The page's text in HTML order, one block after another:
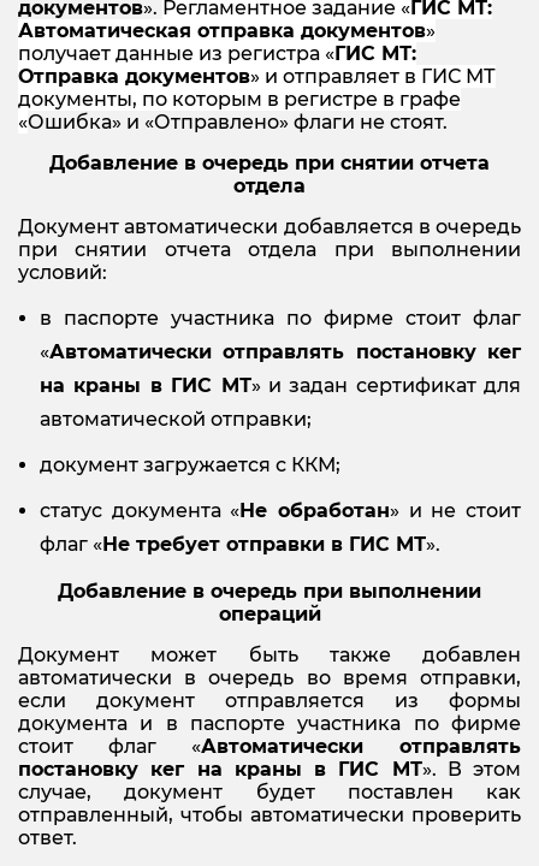
документов». Регламентное задание « ГИС МТ:
Автоматическая отправка документов»
получает данные из регистра « ГИС МТ:
Отправка документов» и отправляет в ГИС МТ
документы, по которым в регистре в графе
«Ошибка» и «Отправлено» флаги не стоят.
Добавление в очередь при снятии отчета
отдела
Документ автоматически добавляется в очередь
при снятии отчета отдела при выполнении
условий:
в паспорте участника по фирме стоит флаг
«Автоматически отправлять постановку кег
на краны в ГИС МТ» и задан сертификат для
автоматической отправки;
документ загружается с ККМ;
статус документа « Не обработан» и не стоит
флаг « Не требует отправки в ГИС МТ».
Добавление в очередь при выполнении
операций
Документ может быть также добавлен
автоматически в очередь во время отправки,
если документ отправляется из формы
документа и в паспорте участника по фирме
стоит флаг «Автоматически отправлять
постановку кег на краны в ГИС МТ». В этом
случае, документ будет поставлен как
отправленный, чтобы автоматически проверить
ответ.